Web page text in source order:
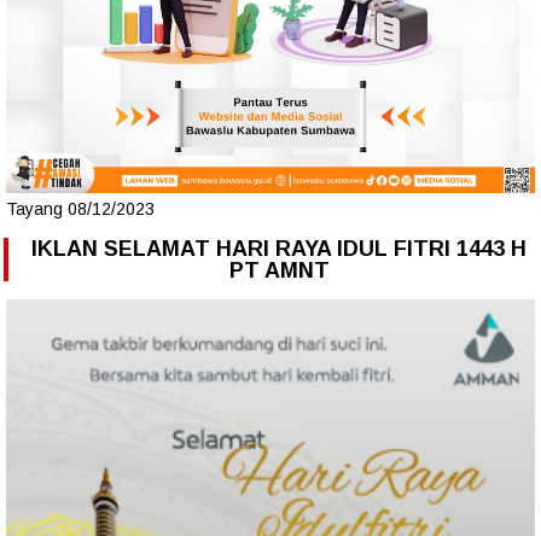
Tayang 08/12/2023
IKLAN SELAMAT HARI RAYA IDUL FITRI 1443 H
PT AMNT